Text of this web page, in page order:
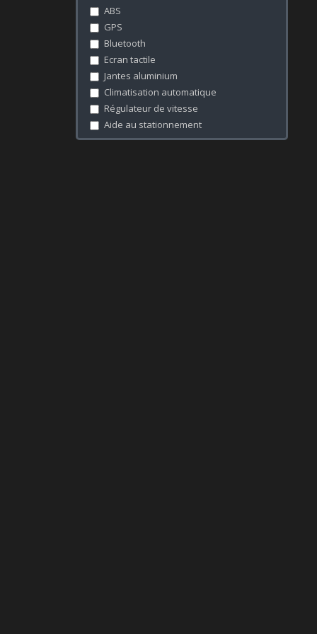
LEAPMOTOR
LEXUS
LIFAN
LYNK & CO
MAHINDRA
MASERATI
MAZDA
MERCEDES
ABS
GPS
Bluetooth
Ecran tactile
Jantes aluminium
Climatisation automatique
Régulateur de vitesse
Aide au stationnement
Banquette 1/3 - 2/3